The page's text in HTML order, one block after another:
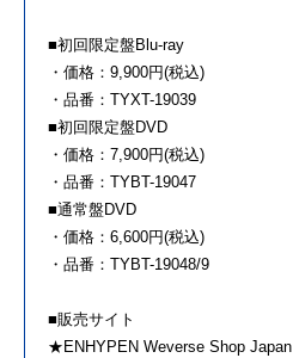
■初回限定盤Blu-ray
・価格：9,900円(税込)
・品番：TYXT-19039
■初回限定盤DVD
・価格：7,900円(税込)
・品番：TYBT-19047
■通常盤DVD
・価格：6,600円(税込)
・品番：TYBT-19048/9
■販売サイト
★ENHYPEN Weverse Shop Japan